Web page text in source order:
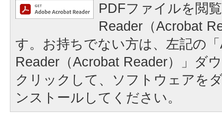
PDFファイルを閲
Reader（Acrobat
す。お持ちでない方は、左記の
Reader（Acrobat Reader）」ダ
クリックして、ソフトウェアを
ンストールしてください。